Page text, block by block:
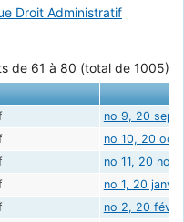
Droit Administratif
de 61 à 80 (total de 1005)
no 9, 20
no 10, 20
no 11, 20
no 1, 20
no 2, 20